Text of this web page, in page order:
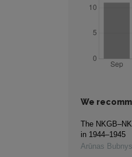
We
The
in 1944–1945
Arūnas Bubnys